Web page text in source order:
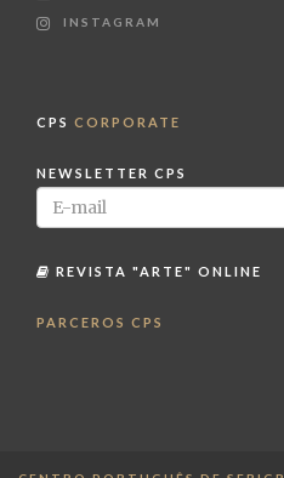
INSTAGRAM
CPS CORPORATE
NEWSLETTER CPS
REVISTA "ARTE" ONLINE
PARCEROS CPS